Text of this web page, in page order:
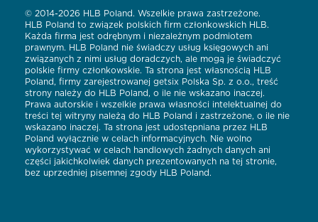
© 2014-2026 HLB Poland. Wszelkie prawa zastrzeżone.
HLB Poland to związek polskich firm członkowskich HLB.
Każda firma jest odrębnym i niezależnym podmiotem
prawnym. HLB Poland nie świadczy usług księgowych ani
związanych z nimi usług doradczych, ale mogą je świadczyć
polskie firmy członkowskie. Ta strona jest własnością HLB
Poland, firmy zarejestrowanej getsix Polska Sp. z o.o., treść
strony należy do HLB Poland, o ile nie wskazano inaczej.
Prawa autorskie i wszelkie prawa własności intelektualnej do
treści tej witryny należą do HLB Poland i zastrzeżone, o ile nie
wskazano inaczej. Ta strona jest udostępniana przez HLB
Poland wyłącznie w celach informacyjnych. Nie wolno
wykorzystywać w celach handlowych żadnych danych ani
części jakichkolwiek danych prezentowanych na tej stronie,
bez uprzedniej pisemnej zgody HLB Poland.